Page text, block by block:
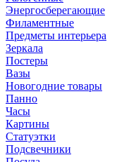
Энергосберегающие
Филаментные
Предметы интерьера
Зеркала
Постеры
Вазы
Новогодние товары
Панно
Часы
Картины
Статуэтки
Подсвечники